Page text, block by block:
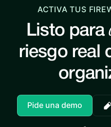
ACTIVA TUS
Listo para
riesgo real
Pide una demo